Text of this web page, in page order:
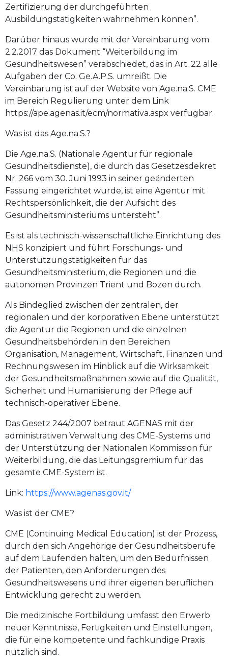
Zertifizierung der durchgeführten
Ausbildungstätigkeiten wahrnehmen können”.
Darüber hinaus wurde mit der Vereinbarung vom
2.2.2017 das Dokument “Weiterbildung im
Gesundheitswesen” verabschiedet, das in Art. 22 alle
Aufgaben der Co. Ge.A.P.S. umreißt. Die
Vereinbarung ist auf der Website von Age.na.S. CME
im Bereich Regulierung unter dem Link
https://ape.agenas.it/ecm/normativa.aspx verfügbar.
Was ist das Age.na.S.?
Die Age.na.S. (Nationale Agentur für regionale
Gesundheitsdienste), die durch das Gesetzesdekret
Nr. 266 vom 30. Juni 1993 in seiner geänderten
Fassung eingerichtet wurde, ist eine Agentur mit
Rechtspersönlichkeit, die der Aufsicht des
Gesundheitsministeriums untersteht”.
Es ist als technisch-wissenschaftliche Einrichtung des
NHS konzipiert und führt Forschungs- und
Unterstützungstätigkeiten für das
Gesundheitsministerium, die Regionen und die
autonomen Provinzen Trient und Bozen durch.
Als Bindeglied zwischen der zentralen, der
regionalen und der korporativen Ebene unterstützt
die Agentur die Regionen und die einzelnen
Gesundheitsbehörden in den Bereichen
Organisation, Management, Wirtschaft, Finanzen und
Rechnungswesen im Hinblick auf die Wirksamkeit
der Gesundheitsmaßnahmen sowie auf die Qualität,
Sicherheit und Humanisierung der Pflege auf
technisch-operativer Ebene.
Das Gesetz 244/2007 betraut AGENAS mit der
administrativen Verwaltung des CME-Systems und
der Unterstützung der Nationalen Kommission für
Weiterbildung, die das Leitungsgremium für das
gesamte CME-System ist.
Link: https://www.agenas.gov.it/
Was ist der CME?
CME (Continuing Medical Education) ist der Prozess,
durch den sich Angehörige der Gesundheitsberufe
auf dem Laufenden halten, um den Bedürfnissen
der Patienten, den Anforderungen des
Gesundheitswesens und ihrer eigenen beruflichen
Entwicklung gerecht zu werden.
Die medizinische Fortbildung umfasst den Erwerb
neuer Kenntnisse, Fertigkeiten und Einstellungen,
die für eine kompetente und fachkundige Praxis
nützlich sind.